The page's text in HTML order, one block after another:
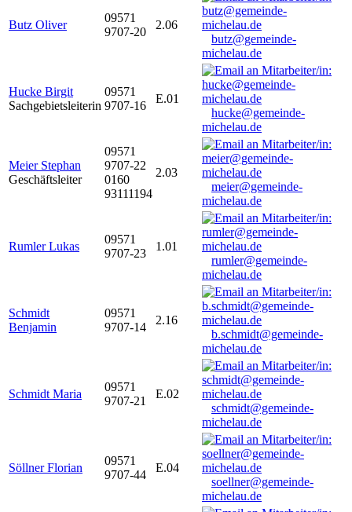
Butz Oliver
09571
9707-20
2.06
butz@gemeinde-
michelau.de
Hucke Birgit
Sachgebietsleiterin
09571
9707-16
E.01
hucke@gemeinde-
michelau.de
Meier Stephan
Geschäftsleiter
09571
9707-22
0160
93111194
2.03
meier@gemeinde-
michelau.de
Rumler Lukas
09571
9707-23
1.01
rumler@gemeinde-
michelau.de
Schmidt
Benjamin
09571
9707-14
2.16
b.schmidt@gemeinde-
michelau.de
Schmidt Maria
09571
9707-21
E.02
schmidt@gemeinde-
michelau.de
Söllner Florian
09571
9707-44
E.04
soellner@gemeinde-
michelau.de